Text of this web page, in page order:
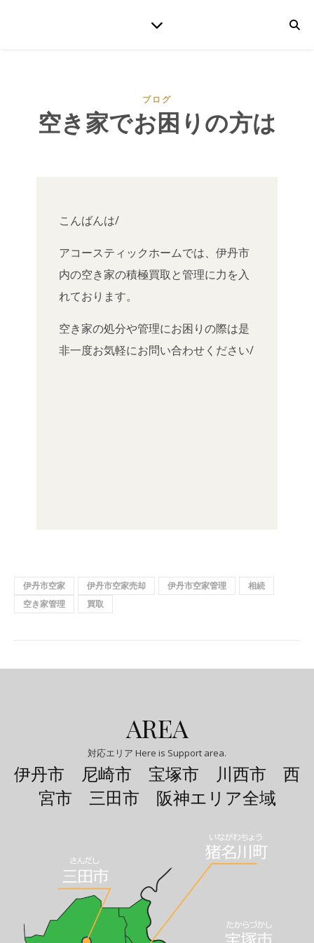
ブログ
空き家でお困りの方は
こんばんは/
アコースティックホームでは、伊丹市
内の空き家の積極買取と管理に力を入
れております。
空き家の処分や管理にお困りの際は是
非一度お気軽にお問い合わせください/
伊丹市空家 伊丹市空家売却 伊丹市空家管理
相続
空き家管理
買取
AREA
対応エリア Here is Support area.
伊丹市 尼崎市 宝塚市 川西市 西
宮市 三田市 阪神エリア全域